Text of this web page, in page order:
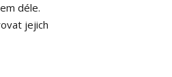
déle.
jejich